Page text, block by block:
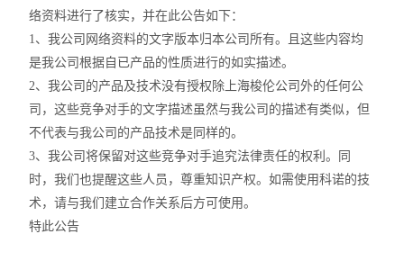
位移及其控制系统
光谱色谱分析仪器
TOF相机（Time of Flight）
络资料进行了核实，并在此公告如下：
1、我公司网络资料的文字版本归本公司所有。且这些内容均
是我公司根据自已产品的性质进行的如实描述。
2、我公司的产品及技术没有授权除上海梭伦公司外的任何公
司，这些竞争对手的文字描述虽然与我公司的描述有类似，但
不代表与我公司的产品技术是同样的。
3、我公司将保留对这些竞争对手追究法律责任的权利。同
时，我们也提醒这些人员，尊重知识产权。如需使用科诺的技
术，请与我们建立合作关系后方可使用。
特此公告